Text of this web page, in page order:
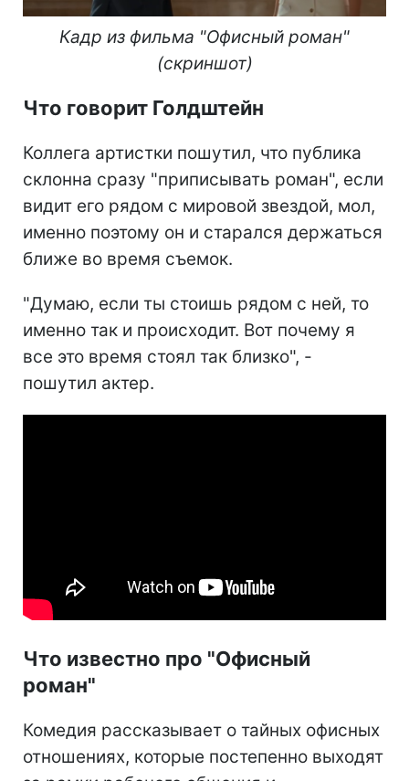
Кадр из фильма "Офисный роман"
(скриншот)
Что говорит Голдштейн
Коллега артистки пошутил, что публика
склонна сразу "приписывать роман", если
видит его рядом с мировой звездой, мол,
именно поэтому он и старался держаться
ближе во время съемок.
"Думаю, если ты стоишь рядом с ней, то
именно так и происходит. Вот почему я
все это время стоял так близко", -
пошутил актер.
Что известно про "Офисный
роман"
Комедия рассказывает о тайных офисных
отношениях, которые постепенно выходят